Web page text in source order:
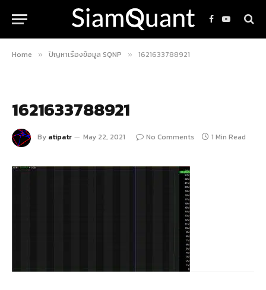
Facebook
YouTube
Home » ปัญหาเรื่องข้อมูล SQNP » 1621633788921
1621633788921
By atipatr May 22, 2021 No Comments 1 Min Read